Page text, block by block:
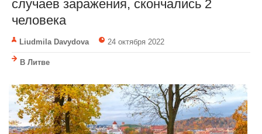
случаев заражения, скончались 2
человека
Liudmila Davydova 24 октября 2022
В Литве